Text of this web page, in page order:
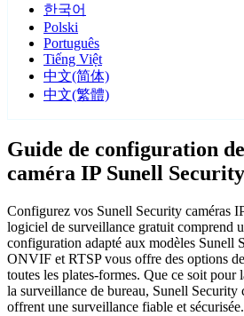
한국어
Polski
Português
Tiếng Việt
中文(简体)
中文(繁體)
Guide de configuration
caméra IP Sunell Security
Configurez vos Sunell Security caméras
logiciel de surveillance gratuit comprend
configuration adapté aux modèles Sunell
ONVIF et RTSP vous offre des options
toutes les plates-formes. Que ce soit pour
la surveillance de bureau, Sunell Security
offrent une surveillance fiable et sécurisée.